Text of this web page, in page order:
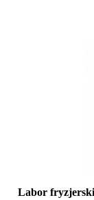
Labor fryzjerski